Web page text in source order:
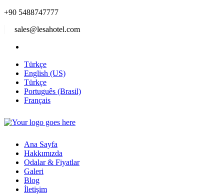
+90 5488747777
sales@lesahotel.com
Türkçe
English (US)
Türkçe
Português (Brasil)
Français
Ana Sayfa
Hakkımızda
Odalar & Fiyatlar
Galeri
Blog
İletişim